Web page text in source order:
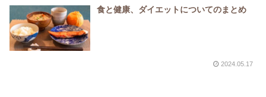
食と健康、ダイエットについてのまとめ
2024.05.17